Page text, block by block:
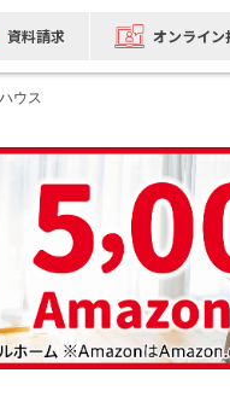
資料請求 オンライン
ウス